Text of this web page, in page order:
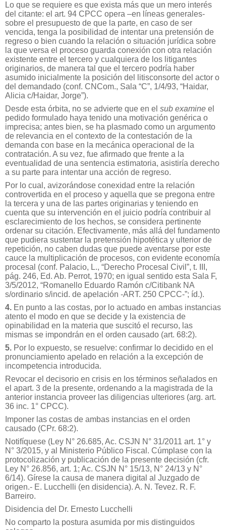
Lo que se requiere es que exista más que un mero interés
del citante: el art. 94 CPCC opera –en líneas generales-
sobre el presupuesto de que la parte, en caso de ser
vencida, tenga la posibilidad de intentar una pretensión de
regreso o bien cuando la relación o situación jurídica sobre
la que versa el proceso guarda conexión con otra relación
existente entre el tercero y cualquiera de los litigantes
originarios, de manera tal que el tercero podría haber
asumido inicialmente la posición del litisconsorte del actor o
del demandado (conf. CNCom., Sala “C”, 1/4/93, “Haidar,
Alicia c/Haidar, Jorge”).
Desde esta órbita, no se advierte que en el sub examine el
pedido formulado haya tenido una motivación genérica o
imprecisa; antes bien, se ha plasmado como un argumento
de relevancia en el contexto de la contestación de la
demanda con base en la mecánica operacional de la
contratación. A su vez, fue afirmado que frente a la
eventualidad de una sentencia estimatoria, asistiría derecho
a su parte para intentar una acción de regreso.
Por lo cual, avizorándose conexidad entre la relación
controvertida en el proceso y aquella que se pregona entre
la tercera y una de las partes originarias y teniendo en
cuenta que su intervención en el juicio podría contribuir al
esclarecimiento de los hechos, se considera pertinente
ordenar su citación. Efectivamente, más allá del fundamento
que pudiera sustentar la pretensión hipotética y ulterior de
repetición, no caben dudas que puede aventarse por este
cauce la multiplicación de procesos, con evidente economía
procesal (conf. Palacio, L., “Derecho Procesal Civil”, t. III,
pág. 246, Ed. Ab. Perrot, 1970; en igual sentido esta Sala F,
3/5/2012, “Romanello Eduardo Ramón c/Citibank NA
s/ordinario s/incid. de apelación -ART. 250 CPCC-”; íd.).
4. En punto a las costas, por lo actuado en ambas instancias
atento el modo en que se decide y la existencia de
opinabilidad en la materia que suscitó el recurso, las
mismas se impondrán en el orden causado (art. 68:2).
5. Por lo expuesto, se resuelve: confirmar lo decidido en el
pronunciamiento apelado en relación a la excepción de
incompetencia introducida.
Revocar el decisorio en crisis en los términos señalados en
el apart. 3 de la presente, ordenando a la magistrada de la
anterior instancia proveer las diligencias ulteriores (arg. art.
36 inc. 1° CPCC).
Imponer las costas de ambas instancias en el orden
causado (CPr. 68:2).
Notifíquese (Ley N° 26.685, Ac. CSJN N° 31/2011 art. 1° y
N° 3/2015, y al Ministerio Público Fiscal. Cúmplase con la
protocolización y publicación de la presente decisión (cfr.
Ley N° 26.856, art. 1; Ac. CSJN N° 15/13, N° 24/13 y N°
6/14). Gírese la causa de manera digital al Juzgado de
origen.- E. Lucchelli (en disidencia). A. N. Tevez. R. F.
Barreiro.
Disidencia del Dr. Ernesto Lucchelli
No comparto la postura asumida por mis distinguidos